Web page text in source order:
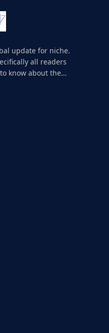
update for niche.
all readers
know about the